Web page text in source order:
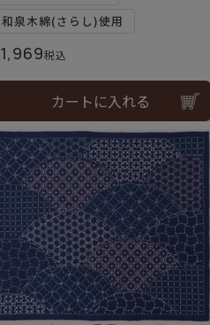
和泉木綿(さらし)使用
1,969税込
カートに入れる